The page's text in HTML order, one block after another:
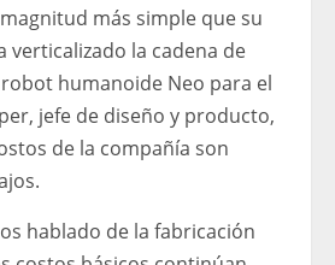
más simple que su
verticalizado la cadena de
humanoide Neo para el
jefe de diseño y producto,
de la compañía son
hablado de la fabricación